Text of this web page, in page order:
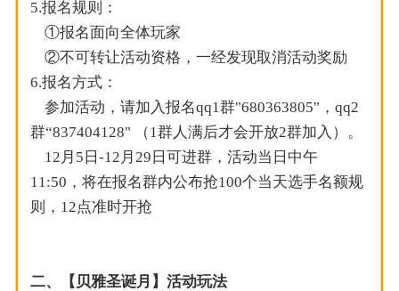
5.报名规则：
①报名面向全体玩家
②不可转让活动资格，一经发现取消活动奖励
6.报名方式：
参加活动，请加入报名qq1群"680363805"，qq2
群“837404128" （1群人满后才会开放2群加入）。
12月5日-12月29日可进群，活动当日中午
11:50，将在报名群内公布抢100个当天选手名额规
则，12点准时开抢
二、【贝雅圣诞月】活动玩法